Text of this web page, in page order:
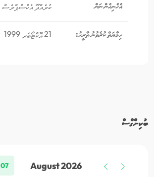
އެހެނިހެން ނަން ކުރެއްދޫ އެކްސްޕްރެސް
ހިމާޔަތް ކުރެވުނު ތާރީހު: 21 އޮކްޓޯބަރ 1999
ބުކިންގްސް
07 August 2026